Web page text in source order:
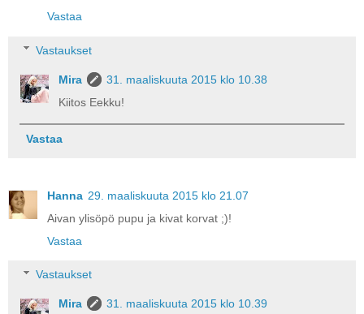
Vastaa
Vastaukset
Mira
31. maaliskuuta 2015 klo 10.38
Kiitos Eekku!
Vastaa
Hanna 29. maaliskuuta 2015 klo 21.07
Aivan ylisöpö pupu ja kivat korvat ;)!
Vastaa
Vastaukset
Mira 31. maaliskuuta 2015 klo 10.39